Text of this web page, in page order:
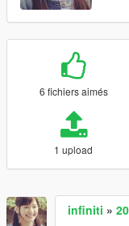
6 fichiers aimés
1 upload
infiniti »